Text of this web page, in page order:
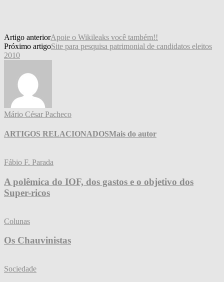
Artigo anteriorApoie o Wikileaks você também!!
Próximo artigoSite para pesquisa patrimonial de candidatos eleitos
2010
Mário César Pacheco
ARTIGOS RELACIONADOSMais do autor
Fábio F. Parada
A polêmica do IOF, dos gastos e o objetivo dos
Super-ricos
Colunas
Os Chauvinistas
Sociedade